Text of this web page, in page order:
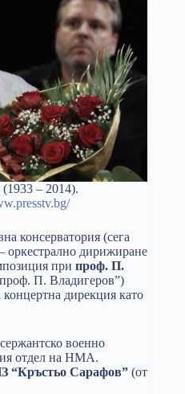
– 2014).
консерватория (сега
оркестрално дирижиране
при проф. П.
П. Владигеров”)
концертна дирекция като
военно
отдел на НМА.
Сарафов” (от